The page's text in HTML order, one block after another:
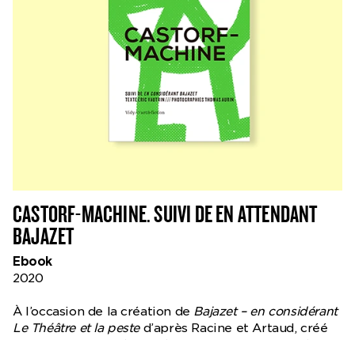
CASTORF-MACHINE. SUIVI DE EN ATTENDANT
BAJAZET
Ebook
2020
À l’occasion de la création de Bajazet – en considérant
Le Théâtre et la pested’après Racine et Artaud, créé